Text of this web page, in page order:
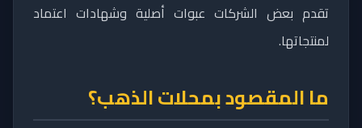
تقدم بعض الشركات عبوات أصلية وشهادات اعتماد
لمنتجاتها.
ما المقصود بمحلات الذهب؟